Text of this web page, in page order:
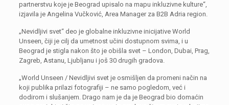
partnerstvu koje je Beograd upisalo na mapu inkluzivne kulture“,
izjavila je Angelina Vučković, Area Manager za B2B Adria region.
„Nevidljivi svet“ deo je globalne inkluzivne inicijative World
Unseen, čiji je cilj da umetnost učini dostupnom svima, i u
Beograd je stigla nakon što je obišla svet – London, Dubai, Prag,
Zagreb, Astanu, Ljubljanu i još 30 drugih gradova.
„World Unseen / Nevidljivi svet je osmišljen da promeni način na
koji publika prilazi fotografiji – ne samo pogledom, već i
dodirom i slušanjem. Drago nam je da je Beograd bio domaćin